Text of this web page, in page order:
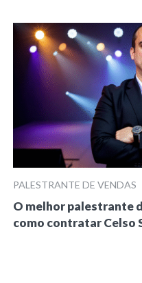
PALESTRANTE DE VENDAS
O melhor palestrante
como contratar Celso